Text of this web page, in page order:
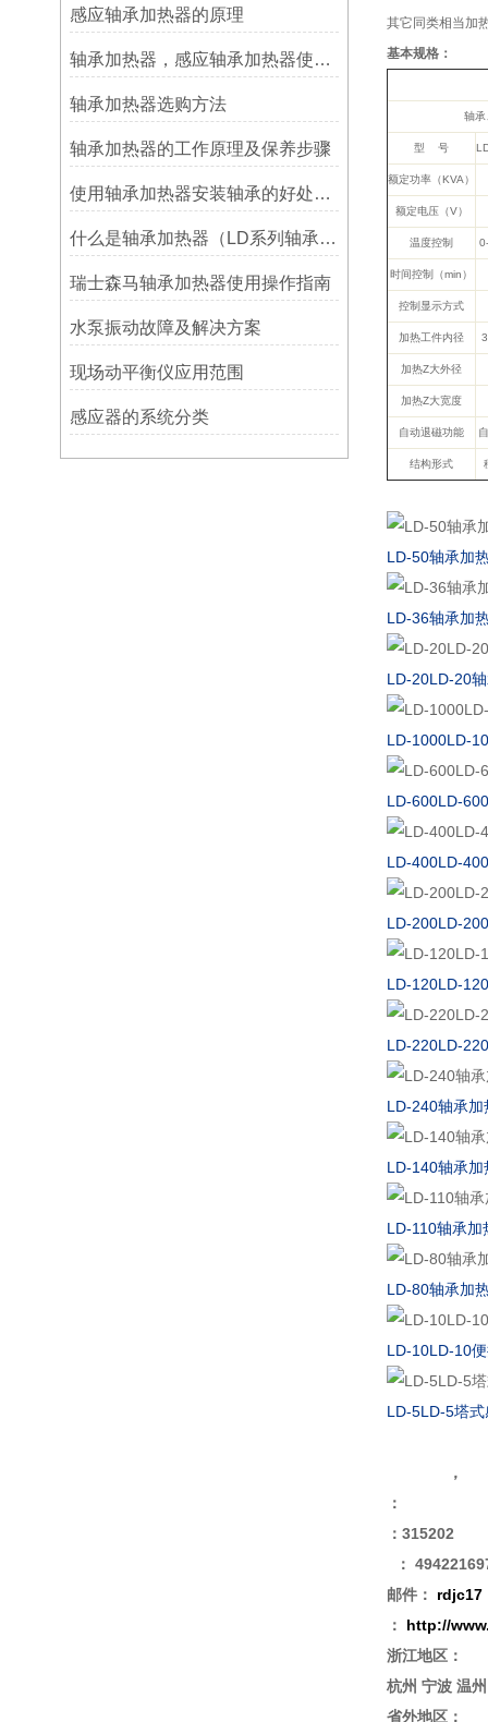
感应轴承加热器的原理
轴承加热器，感应轴承加热器使用常见问题总结！
轴承加热器选购方法
轴承加热器的工作原理及保养步骤
使用轴承加热器安装轴承的好处及优势——宁波利德
什么是轴承加热器（LD系列轴承加热器）-宁波利德仪器
瑞士森马轴承加热器使用操作指南
水泵振动故障及解决方案
现场动平衡仪应用范围
感应器的系统分类
其它同类相当加
基本规格：
轴承
型 号
额定功率（KVA）
额定电压（V）
温度控制
时间控制（min）
控制显示方式
加热工件内径
加热Z大外径
加热Z大宽度
自动退磁功能
结构形式
LD-50轴承加
LD-36轴承加
LD-20LD-20
LD-1000LD-
LD-600LD-
LD-400LD-
LD-200LD-
LD-120LD-
LD-220LD-
LD-240轴承
LD-140轴承加
LD-110轴承加
LD-80轴承加
LD-10LD-10
LD-5LD-5塔
，
：315202
：
邮件： rdjc17
： http://
浙江地区：
杭州 宁波 温
省外地区：